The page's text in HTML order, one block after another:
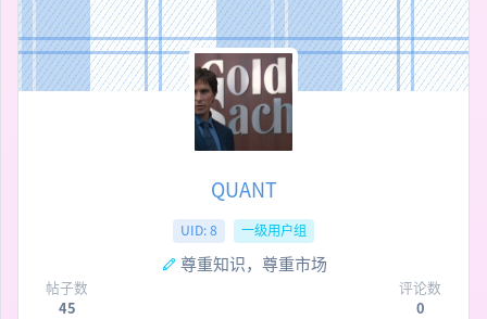
QUANT
UID: 8 一级用户组
尊重知识，尊重市场
帖子数
45
评论数
0